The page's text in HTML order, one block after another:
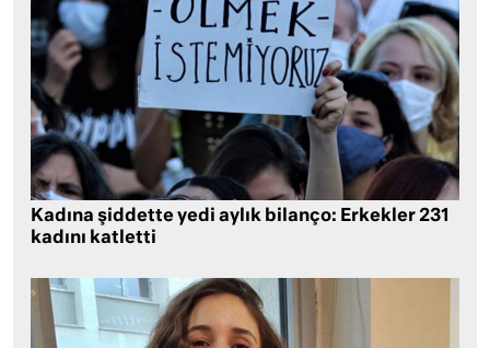
Kadına şiddette yedi aylık bilanço: Erkekler 231
kadını katletti